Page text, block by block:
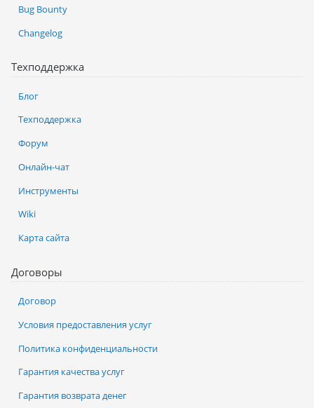
Bug Bounty
Changelog
Техподдержка
Блог
Техподдержка
Форум
Онлайн-чат
Инструменты
Wiki
Карта сайта
Договоры
Договор
Условия предоставления услуг
Политика конфиденциальности
Гарантия качества услуг
Гарантия возврата денег